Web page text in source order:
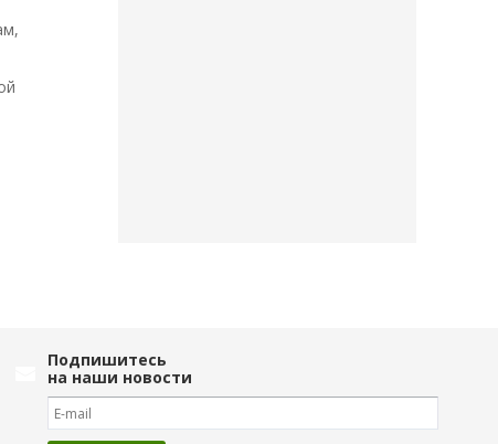
Подпишитесь
на наши новости